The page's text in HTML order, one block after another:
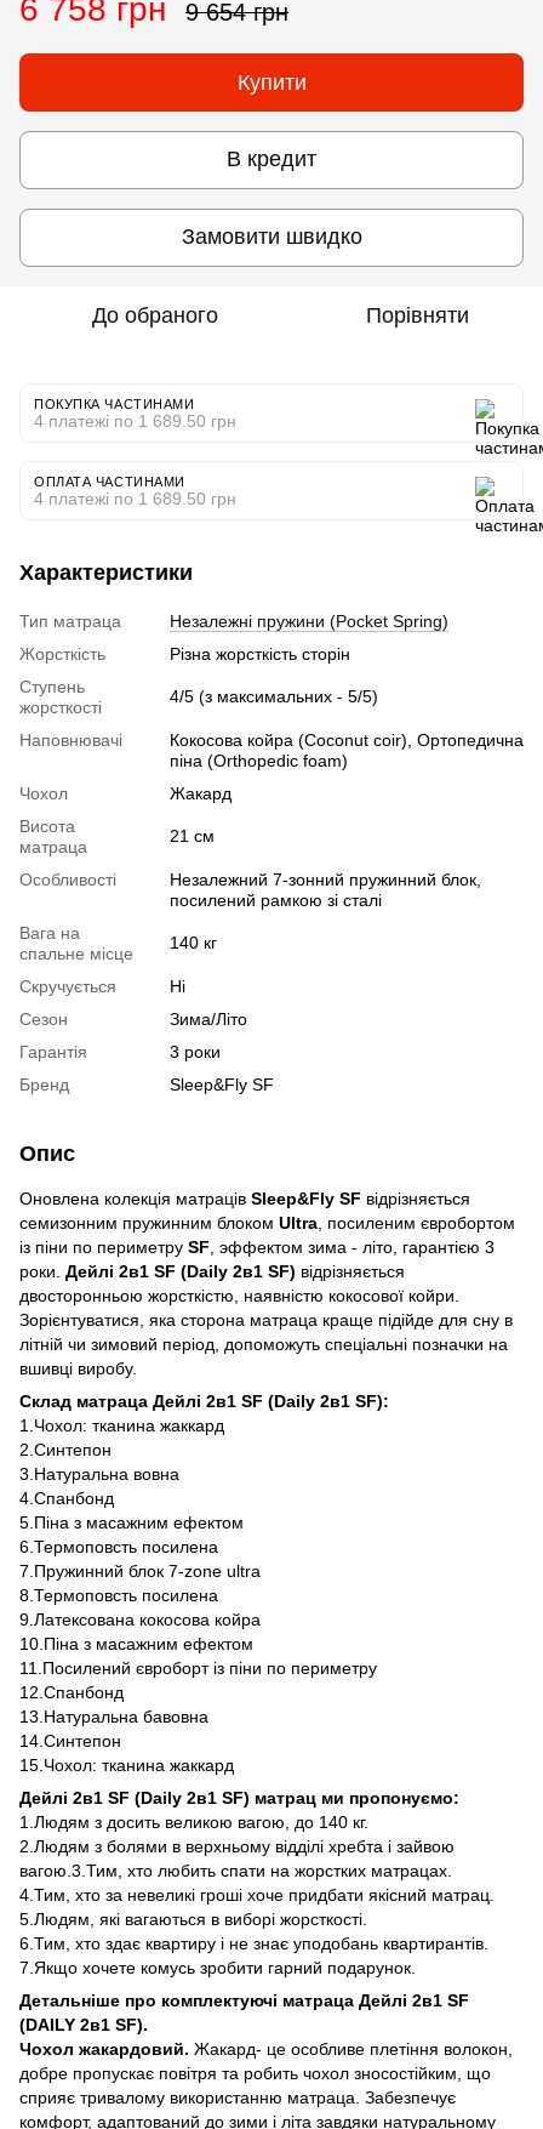
6 758 грн 9 654 грн
Купити
В кредит
Замовити швидко
До обраного Порівняти
ПОКУПКА ЧАСТИНАМИ
4 платежі по 1 689.50 грн
ОПЛАТА ЧАСТИНАМИ
4 платежі по 1 689.50 грн
Характеристики
Тип матраца
Незалежні пружини (Pocket Spring)
Жорсткість
Різна жорсткість сторін
Ступень
жорсткості
4/5 (з максимальних - 5/5)
Наповнювачі
Кокосова койра (Coconut coir), Ортопедична
піна (Orthopedic foam)
Чохол
Жакард
Висота
матраца
21 см
Особливості
Незалежний 7-зонний пружинний блок,
посилений рамкою зі сталі
Вага на
спальне місце
140 кг
Скручується
Ні
Сезон
Зима/Літо
Гарантія
3 роки
Бренд
Sleep&Fly SF
Опис
Оновлена колекція матраців Sleep&Fly SF відрізняється
семизонним пружинним блоком Ultra , посиленим євробортом
із піни по периметру SF , эффектом зима - літо, гарантією 3
роки. Дейлі 2в1 SF (Daily 2в1 SF) відрізняється
двосторонньою жорсткістю, наявністю кокосової койри.
Зорієнтуватися, яка сторона матраца краще підійде для сну в
літній чи зимовий період, допоможуть спеціальні позначки на
вшивці виробу.
Склад матраца Дейлі 2в1 SF (Daily 2в1 SF):
1.Чохол: тканина жаккард
2.Синтепон
3.Натуральна вовна
4.Спанбонд
5.Піна з масажним ефектом
6.Термоповсть посилена
7.Пружинний блок 7-zone ultra
8.Термоповсть посилена
9.Латексована кокосова койра
10.Піна з масажним ефектом
11.Посилений євроборт із піни по периметру
12.Спанбонд
13.Натуральна бавовна
14.Синтепон
15.Чохол: тканина жаккард
Дейлі 2в1 SF (Daily 2в1 SF) матрац ми пропонуємо:
1.Людям з досить великою вагою, до 140 кг.
2.Людям з болями в верхньому відділі хребта і зайвою
вагою.3.Тим, хто любить спати на жорстких матрацах.
4.Тим, хто за невеликі гроші хоче придбати якісний матрац.
5.Людям, які вагаються в виборі жорсткості.
6.Тим, хто здає квартиру і не знає уподобань квартирантів.
7.Якщо хочете комусь зробити гарний подарунок.
Детальніше про комплектуючі матраца Дейлі 2в1 SF
(DAILY 2в1 SF).
Чохол жакардовий. Жакард- це особливе плетіння волокон,
добре пропускає повітря та робить чохол зносостійким, що
сприяє тривалому використанню матраца. Забезпечує
комфорт, адаптований до зими і літа завдяки натуральному